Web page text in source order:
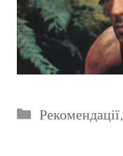
Категорії
Рекомендації,